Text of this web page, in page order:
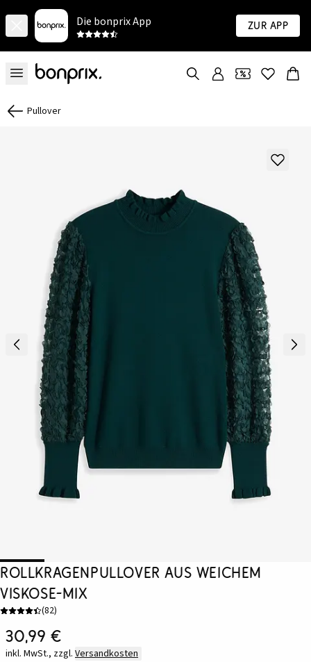
Die bonprix App Zur App
Pullover
Rollkragenpullover aus weichem
Viskose-Mix
(82)
30,99 €
inkl. MwSt., zzgl. Versandkosten